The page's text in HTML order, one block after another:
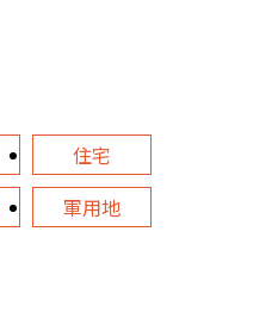
住宅
軍用地